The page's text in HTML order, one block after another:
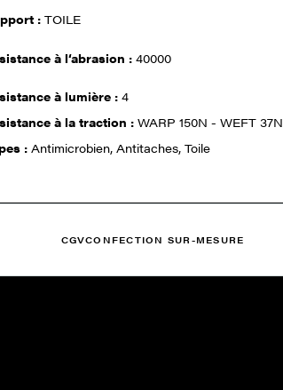
:TOILE
à l‘abrasion :40000
à lumière :4
à la traction :WARP 150N - WEFT 37N
:Antimicrobien, Antitaches, Toile
CGVCONFECTION SUR-MESURE